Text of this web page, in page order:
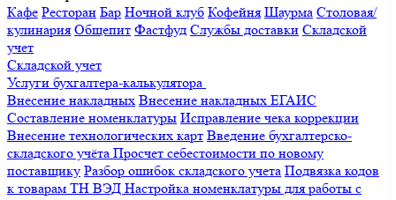
Кафе Ресторан Бар Ночной клуб Кофейня Шаурма Столовая/
кулинария Общепит Фастфуд Службы доставки Складской
учет
Складской учет
Услуги бухгалтера-калькулятора
Внесение накладных Внесение накладных ЕГАИС
Составление номенклатуры Исправление чека коррекции
Внесение технологических карт Введение бухгалтерско-
складского учёта Просчет себестоимости по новому
поставщику Разбор ошибок складского учета Подвязка кодов
к товарам ТН ВЭД Настройка номенклатуры для работы с